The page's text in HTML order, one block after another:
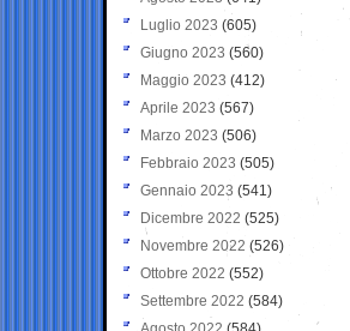
Luglio 2023 (605)
Giugno 2023 (560)
Maggio 2023 (412)
Aprile 2023 (567)
Marzo 2023 (506)
Febbraio 2023 (505)
Gennaio 2023 (541)
Dicembre 2022 (525)
Novembre 2022 (526)
Ottobre 2022 (552)
Settembre 2022 (584)